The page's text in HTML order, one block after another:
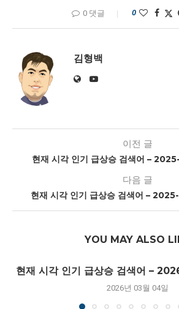
0 댓글 0
김형백
이전 글
현재 시각 인기 급상승 검색어 –
다음 글
현재 시각 인기 급상승 검색어 –
YOU MAY ALSO
현재 시각 인기 급상승 검색어 –
2026년 03월 04일